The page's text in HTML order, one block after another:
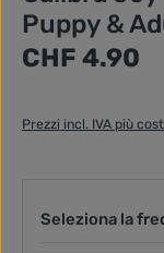
Puppy &
Prezzo normale:
CHF 4.90
Prezzi incl. IVA più
Seleziona la